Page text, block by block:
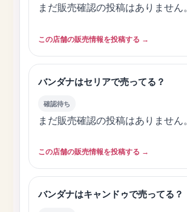
まだ販売確認の投稿はありません。
この店舗の販売情報を投稿する →
バンダナはセリアで売ってる？
確認待ち
まだ販売確認の投稿はありません。
この店舗の販売情報を投稿する →
バンダナはキャンドゥで売ってる？